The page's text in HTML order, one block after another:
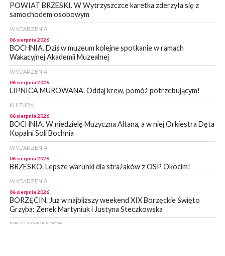
POWIAT BRZESKI. W Wytrzyszczce karetka zderzyła się z
samochodem osobowym
WYDARZENIA
06 sierpnia 2026
BOCHNIA. Dziś w muzeum kolejne spotkanie w ramach
Wakacyjnej Akademii Muzealnej
WYDARZENIA
06 sierpnia 2026
LIPNICA MUROWANA. Oddaj krew, pomóż potrzebującym!
KULTURA
06 sierpnia 2026
BOCHNIA. W niedzielę Muzyczna Altana, a w niej Orkiestra Dęta
Kopalni Soli Bochnia
WYDARZENIA
06 sierpnia 2026
BRZESKO. Lepsze warunki dla strażaków z OSP Okocim!
WYDARZENIA
06 sierpnia 2026
BORZĘCIN. Już w najbliższy weekend XIX Borzęckie Święto
Grzyba: Zenek Martyniuk i Justyna Steczkowska
PIELGRZYMKA 2026